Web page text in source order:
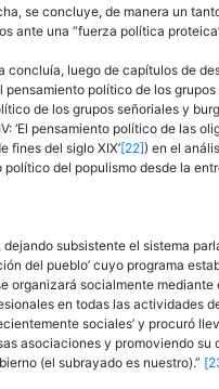
se concluye, de manera un
ante una “fuerza política
concluía, luego de capítulos de
pensamiento político de los grupos
de los grupos señoriales y
‘El pensamiento político de las
fines del siglo XIX’[22]) en el
político del populismo desde la
dejando subsistente el sistema
del pueblo’ cuyo programa
organizará socialmente mediante
en todas las actividades
sociales’ y procuró
asociaciones y promoviendo su
(el subrayado es nuestro).”